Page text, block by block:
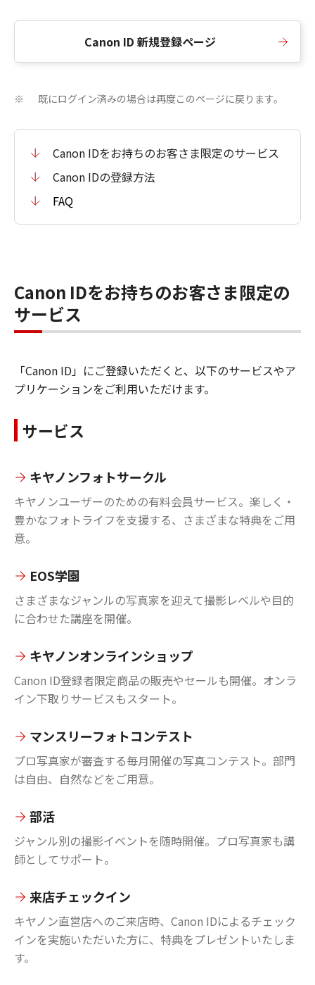
Canon ID 新規登録ページ
※ 既にログイン済みの場合は再度このページに戻ります。
Canon IDをお持ちのお客さま限定のサービス
Canon IDの登録方法
FAQ
Canon IDをお持ちのお客さま限定の
サービス
「Canon ID」にご登録いただくと、以下のサービスやア
プリケーションをご利用いただけます。
サービス
キヤノンフォトサークル
キヤノンユーザーのための有料会員サービス。楽しく・
豊かなフォトライフを支援する、さまざまな特典をご用
意。
EOS学園
さまざまなジャンルの写真家を迎えて撮影レベルや目的
に合わせた講座を開催。
キヤノンオンラインショップ
Canon ID登録者限定商品の販売やセールも開催。オンラ
イン下取りサービスもスタート。
マンスリーフォトコンテスト
プロ写真家が審査する毎月開催の写真コンテスト。部門
は自由、自然などをご用意。
部活
ジャンル別の撮影イベントを随時開催。プロ写真家も講
師としてサポート。
来店チェックイン
キヤノン直営店へのご来店時、Canon IDによるチェック
インを実施いただいた方に、特典をプレゼントいたしま
す。